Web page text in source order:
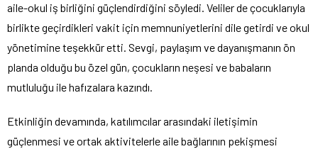
aile-okul iş birliğini güçlendirdiğini söyledi. Veliler de çocuklarıyla
birlikte geçirdikleri vakit için memnuniyetlerini dile getirdi ve okul
yönetimine teşekkür etti. Sevgi, paylaşım ve dayanışmanın ön
planda olduğu bu özel gün, çocukların neşesi ve babaların
mutluluğu ile hafızalara kazındı.
Etkinliğin devamında, katılımcılar arasındaki iletişimin
güçlenmesi ve ortak aktivitelerle aile bağlarının pekişmesi